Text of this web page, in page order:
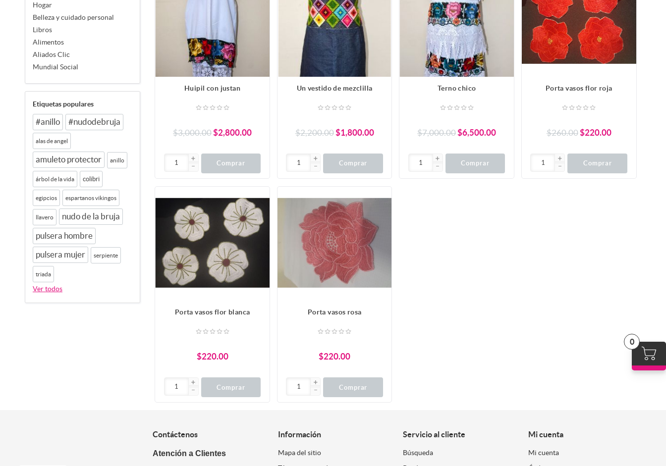
0
Hogar
Belleza y cuidado personal
Libros
Alimentos
Aliados Clic
Mundial Social
Etiquetas populares
#anillo #nudodebruja
alas de angel
amuleto protector anillo
árbol de la vida colibri
egipcios espartanos vikingos
llavero nudo de la bruja
pulsera hombre
pulsera mujer serpiente
triada
Ver todos
Huipil con justan
$3,000.00 $2,800.00
Comprar
Un vestido de mezclilla
$2,200.00 $1,800.00
Comprar
Terno chico
$7,000.00 $6,500.00
Comprar
Porta vasos flor roja
$260.00 $220.00
Comprar
Porta vasos flor blanca
$220.00
Comprar
Porta vasos rosa
$220.00
Comprar
Contáctenos
Atención a Clientes
Información
Mapa del sitio
Servicio al cliente
Búsqueda
Mi cuenta
Mi cuenta